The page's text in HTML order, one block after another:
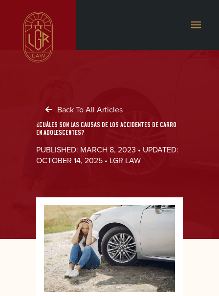
Back To All Articles
¿CUÁLES SON LAS CAUSAS DE LOS ACCIDENTES DE CARRO
EN ADOLESCENTES?
PUBLISHED: MARCH 8, 2023 • UPDATED:
OCTOBER 14, 2025 • LGR LAW